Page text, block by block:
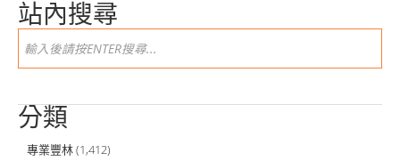
站內搜尋
分類
專業豐林(1,412)